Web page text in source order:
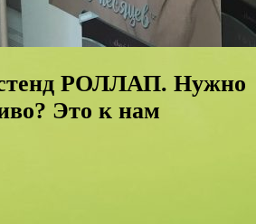
РОЛЛАП. Нужно
Это к нам